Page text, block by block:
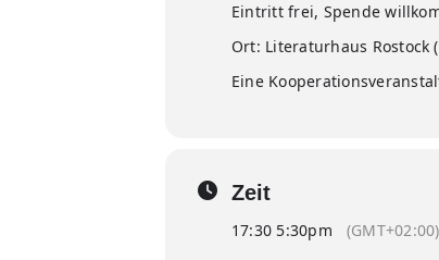
Eintritt frei, Spende
Ort: Literaturhaus Rostock
Eine
Zeit
17:30 5:30pm (GMT+02:00)